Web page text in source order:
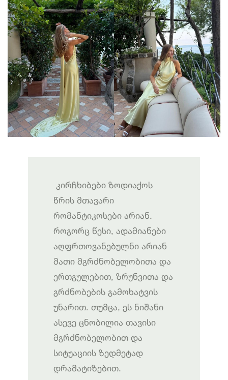
კირჩხიბები ზოდიაქოს
წრის მთავარი
რომანტიკოსები არიან.
როგორც წესი, ადამიანები
აღფრთოვანებულნი არიან
მათი მგრძნობელობითა და
ერთგულებით, ზრუნვითა და
გრძნობების გამოხატვის
უნარით. თუმცა, ეს ნიშანი
ასევე ცნობილია თავისი
მგრძნობელობით და
სიტუაციის ზედმეტად
დრამატიზებით.